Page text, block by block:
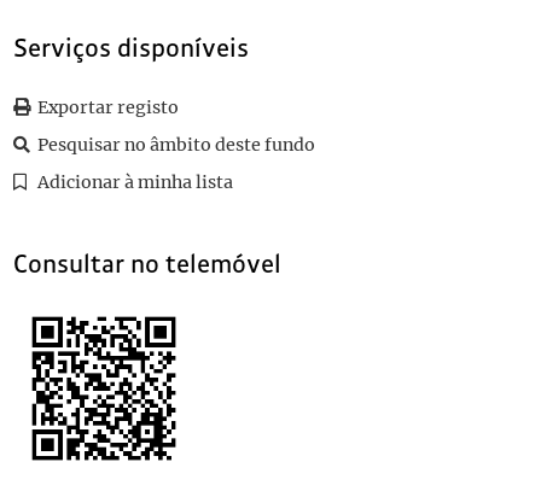
011 Cartão de Madame Rattazzi a Teófilo Braga
Cartão de Lopes Martins, do Gabinete do Ministro de Instrução
Serviços disponíveis
Exportar registo
Pesquisar no âmbito deste fundo
Adicionar à minha lista
Consultar no telemóvel